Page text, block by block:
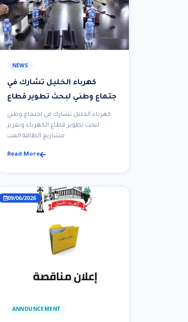
NEWS
كهرباء الخليل تشارك في
اجتماع وطني لبحث تطوير قطاع
الكهرباء وتعزيز مشاريع الطاقة
المتجددة
كهرباء الخليل تشارك في اجتماع وطني
لبحث تطوير قطاع الكهرباء وتعزيز
مشاريع الطاقة المت
Read More
09/06/2026
ANNOUNCEMENT